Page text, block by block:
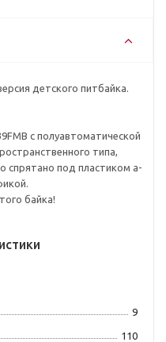
детского питбайка.
с полуавтоматической
типа,
спрятано под пластиком а-
байка!
9
110